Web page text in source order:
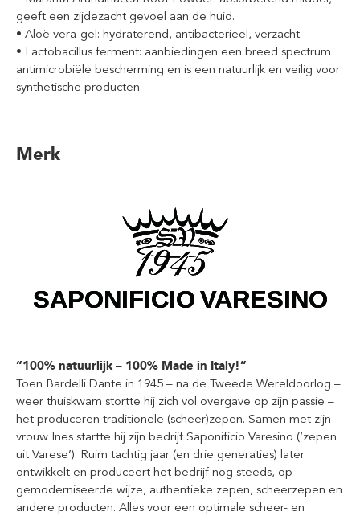
geeft een zijdezacht gevoel aan de huid.
• Aloë vera-gel: hydraterend, antibacterieel, verzacht.
• Lactobacillus ferment: aanbiedingen een breed spectrum
antimicrobiële bescherming en is een natuurlijk en veilig voor
synthetische producten.
Merk
“100% natuurlijk – 100% Made in Italy!”
Toen Bardelli Dante in 1945 – na de Tweede Wereldoorlog –
weer thuiskwam stortte hij zich vol overgave op zijn passie –
het produceren traditionele (scheer)zepen. Samen met zijn
vrouw Ines startte hij zijn bedrijf Saponificio Varesino (‘zepen
uit Varese’). Ruim tachtig jaar (en drie generaties) later
ontwikkelt en produceert het bedrijf nog steeds, op
gemoderniseerde wijze, authentieke zepen, scheerzepen en
andere producten. Alles voor een optimale scheer- en